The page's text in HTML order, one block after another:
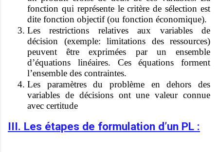
fonction qui représente le critère de sélection est
dite fonction objectif (ou fonction économique).
Les restrictions relatives aux variables de
décision (exemple: limitations des ressources)
peuvent être exprimées par un ensemble
d’équations linéaires. Ces équations forment
l’ensemble des contraintes.
Les paramètres du problème en dehors des
variables de décisions ont une valeur connue
avec certitude
III. Les étapes de formulation d’un PL :